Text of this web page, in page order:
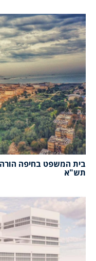
בית המשפט בחיפה הורה
תש"א